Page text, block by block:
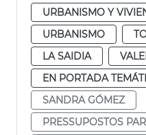
URBANISMO Y
URBANISMO
LA SAIDIA
EN PORTADA
SANDRA GÓMEZ
PRESSUPOSTOS